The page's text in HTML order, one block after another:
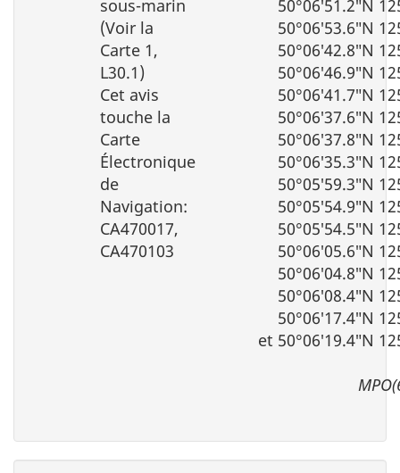
sous-marin
(Voir la
Carte 1,
L30.1)
Cet avis
touche la
Carte
Électronique
de
Navigation:
CA470017,
CA470103
50°06′51.2″N
50°06′53.6″N
50°06′42.8″N
50°06′46.9″N
50°06′41.7″N
50°06′37.6″N
50°06′37.8″N
50°06′35.3″N
50°05′59.3″N
50°05′54.9″N
50°05′54.5″N
50°06′05.6″N
50°06′04.8″N
50°06′08.4″N
50°06′17.4″N
et 50°06′19.4″N